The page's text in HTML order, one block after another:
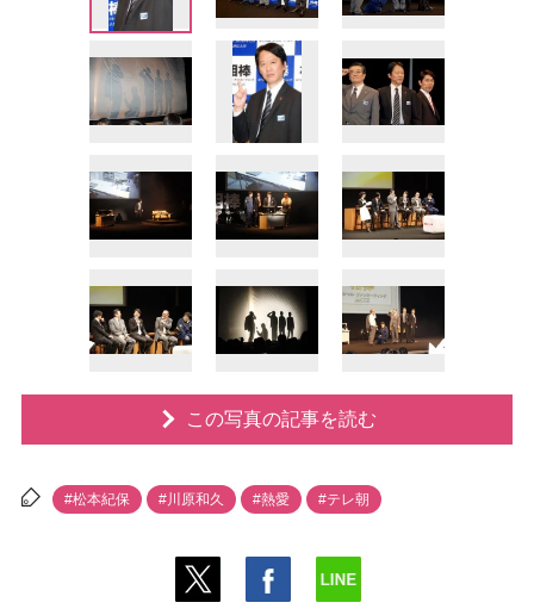
この写真の記事を読む
#松本紀保 #川原和久 #熱愛 #テレ朝